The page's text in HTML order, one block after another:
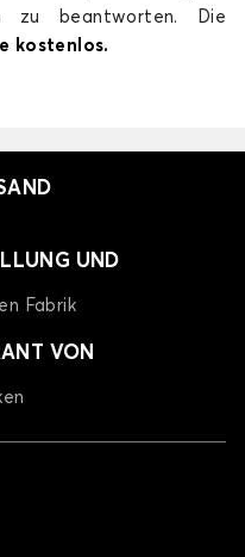
zu beantworten. Die
kostenlos.
UND
Fabrik
VON